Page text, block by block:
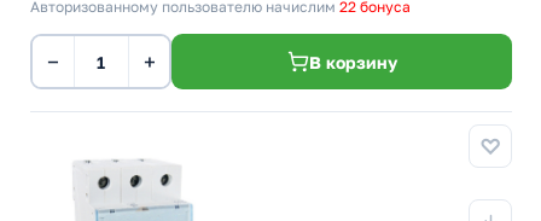
Авторизованному пользователю начислим 22 бонуса
− + В корзину